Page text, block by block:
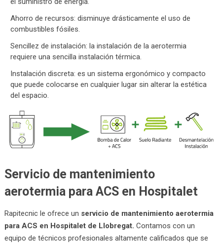
Ahorro de recursos: disminuye drásticamente el uso de
combustibles fósiles.
Sencillez de instalación: la instalación de la aerotermia
requiere una sencilla instalación térmica.
Instalación discreta: es un sistema ergonómico y compacto
que puede colocarse en cualquier lugar sin alterar la estética
del espacio.
Servicio de mantenimiento
aerotermia para ACS en Hospitalet
Rapitecnic le ofrece un servicio de mantenimiento aerotermia
para ACS en Hospitalet de Llobregat. Contamos con un
equipo de técnicos profesionales altamente calificados que se